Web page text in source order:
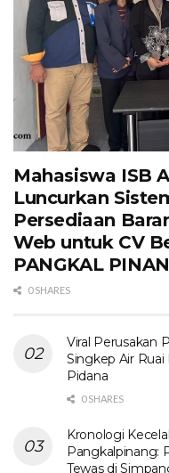
Mahasiswa ISB
Luncurkan
Persediaan
Web untuk CV
PANGKAL
0 SHARES
Viral Perusakan
Singkep Air Ruai
Pidana
0 SHARES
Kronologi
Pangkalpinang:
Tewas di